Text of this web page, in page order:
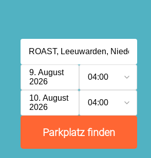
9. August
2026
04:00
10. August
2026
04:00
Parkplatz finden